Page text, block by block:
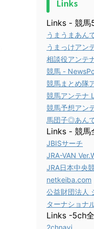
Links
Links - 競馬
うまうまあん
うまっけアン
相談役アンテ
競馬 -
競馬まとめ隊
競馬アンテナ
競馬予想アン
馬団子◎あん
Links - 競馬
JBISサーチ
JRA-VAN
JRA日本中央
netkeiba.com
公益財団法人
ターナショナ
Links -5ch
2chnavi